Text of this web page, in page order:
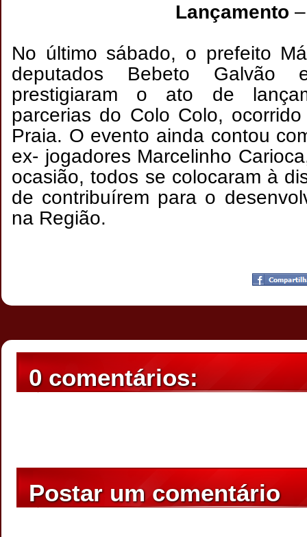
Lançamento
No último sábado, o prefeito
deputados Bebeto Galvão
prestigiaram o ato de
parcerias do Colo Colo,
Praia. O evento ainda contou
ex- jogadores Marcelinho
ocasião, todos se colocaram à
de contribuírem para o
na Região.
20:47
0 comentários:
Postar um comentário